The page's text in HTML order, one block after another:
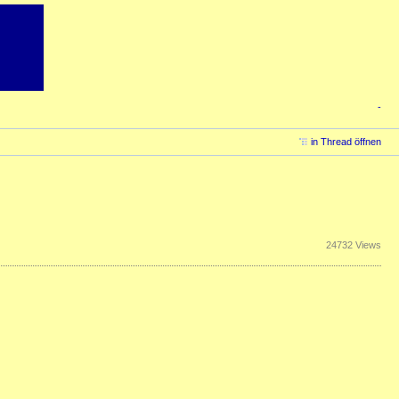
-
in Thread öffnen
24732 Views